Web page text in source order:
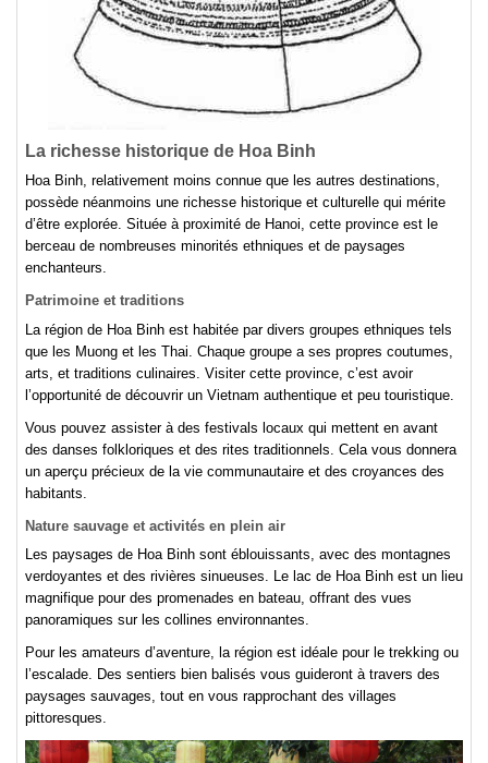
La richesse historique de Hoa Binh
Hoa Binh, relativement moins connue que les autres destinations,
possède néanmoins une richesse historique et culturelle qui mérite
d’être explorée. Située à proximité de Hanoi, cette province est le
berceau de nombreuses minorités ethniques et de paysages
enchanteurs.
Patrimoine et traditions
La région de Hoa Binh est habitée par divers groupes ethniques tels
que les Muong et les Thai. Chaque groupe a ses propres coutumes,
arts, et traditions culinaires. Visiter cette province, c’est avoir
l’opportunité de découvrir un Vietnam authentique et peu touristique.
Vous pouvez assister à des festivals locaux qui mettent en avant
des danses folkloriques et des rites traditionnels. Cela vous donnera
un aperçu précieux de la vie communautaire et des croyances des
habitants.
Nature sauvage et activités en plein air
Les paysages de Hoa Binh sont éblouissants, avec des montagnes
verdoyantes et des rivières sinueuses. Le lac de Hoa Binh est un lieu
magnifique pour des promenades en bateau, offrant des vues
panoramiques sur les collines environnantes.
Pour les amateurs d’aventure, la région est idéale pour le trekking ou
l’escalade. Des sentiers bien balisés vous guideront à travers des
paysages sauvages, tout en vous rapprochant des villages
pittoresques.